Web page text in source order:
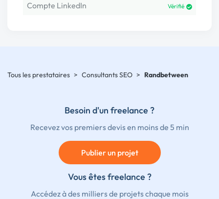
Compte LinkedIn Vérifié
Tous les prestataires > Consultants SEO > Randbetween
Besoin d'un freelance ?
Recevez vos premiers devis en moins de 5 min
Publier un projet
Vous êtes freelance ?
Accédez à des milliers de projets chaque mois